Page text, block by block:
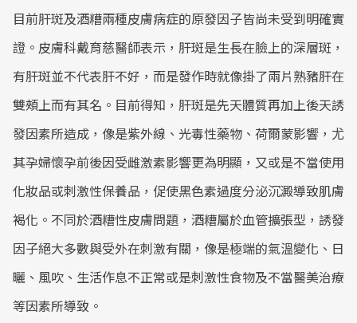
目前肝斑及酒糟兩種皮膚病症的原發因子皆尚未受到明確實
證。皮膚科戴育慈醫師表示，肝斑是生長在臉上的深層斑，
有肝斑並不代表肝不好，而是發作時就像掛了兩片熟豬肝在
雙頰上而有其名。目前得知，肝斑是先天體質再加上後天誘
發因素所造成，像是紫外線、光毒性藥物、荷爾蒙影響，尤
其孕婦懷孕前後因受雌激素影響更為明顯，又或是不當使用
化妝品或刺激性保養品，促使黑色素過度分泌沉澱導致肌膚
褐化。不同於酒糟性皮膚問題，酒糟屬於血管擴張型，誘發
因子絕大多數與受外在刺激有關，像是極端的氣溫變化、日
曬、風吹、生活作息不正常或是刺激性食物及不當醫美治療
等因素所導致。